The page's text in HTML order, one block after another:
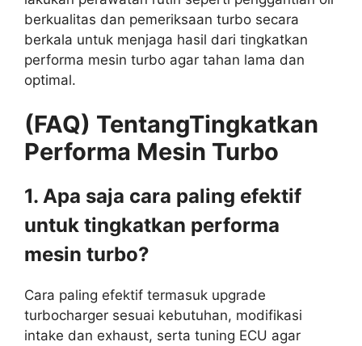
berkualitas dan pemeriksaan turbo secara
berkala untuk menjaga hasil dari tingkatkan
performa mesin turbo agar tahan lama dan
optimal.
(FAQ) TentangTingkatkan
Performa Mesin Turbo
1. Apa saja cara paling efektif
untuk tingkatkan performa
mesin turbo?
Cara paling efektif termasuk upgrade
turbocharger sesuai kebutuhan, modifikasi
intake dan exhaust, serta tuning ECU agar